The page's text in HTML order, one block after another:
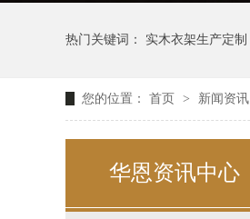
热门关键词： 实木衣架生产定制
您的位置： 首页 > 新闻资讯
华恩资讯中心